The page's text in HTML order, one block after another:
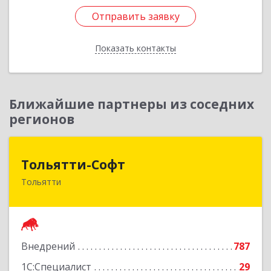
Отправить заявку
Показать контакты
Отправить заявку
Назад
Ближайшие партнеры из соседних
регионов
Тольятти-Софт
Тольятти
Внедрений
787
1С:Специалист
29
445037, Самарская обл, Тольятти г, Новый